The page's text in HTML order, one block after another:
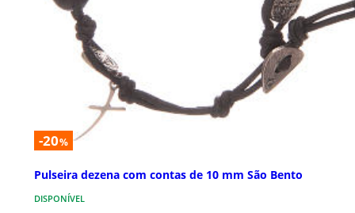
-20%
Pulseira dezena com contas de 10 mm São Bento
DISPONÍVEL